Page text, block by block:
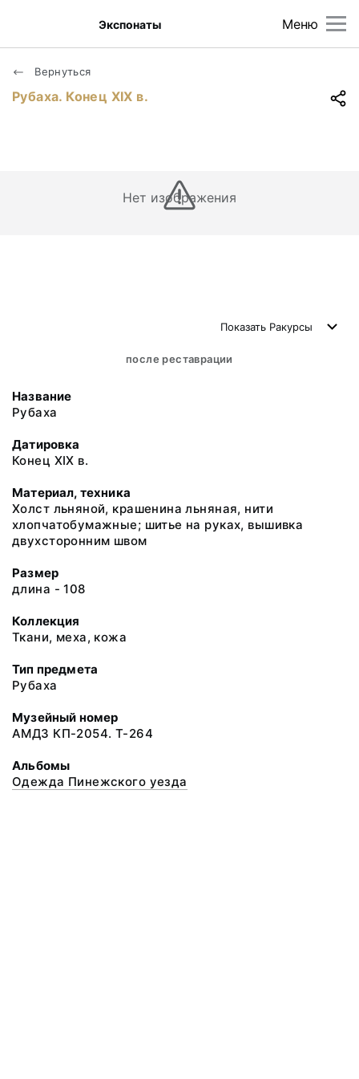
Меню
Экспонаты
Вернуться
Рубаха. Конец ХIХ в.
Нет изображения
Показать Ракурсы
после реставрации
Название
Рубаха
Датировка
Конец ХIХ в.
Материал, техника
Холст льняной, крашенина льняная, нити
хлопчатобумажные; шитье на руках, вышивка
двухсторонним швом
Размер
длина - 108
Коллекция
Ткани, меха, кожа
Тип предмета
Рубаха
Музейный номер
АМДЗ КП-2054. Т-264
Альбомы
Одежда Пинежского уезда